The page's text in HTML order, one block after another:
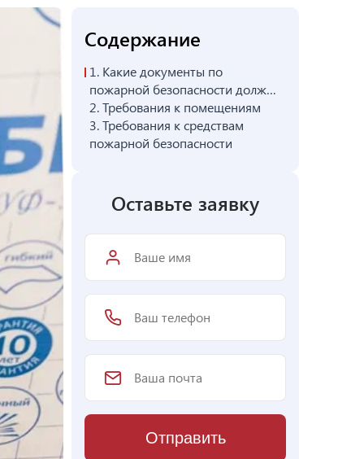
Содержание
1. Какие документы по
пожарной безопасности должны
быть в гостинице
2.Требования к помещениям
3.Требования к средствам
пожарной безопасности
Оставьте заявку
Отправить